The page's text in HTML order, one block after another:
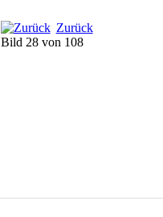
Zurück
Bild 28 von 108